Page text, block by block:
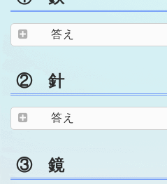
答え
② 針
答え
③ 鏡